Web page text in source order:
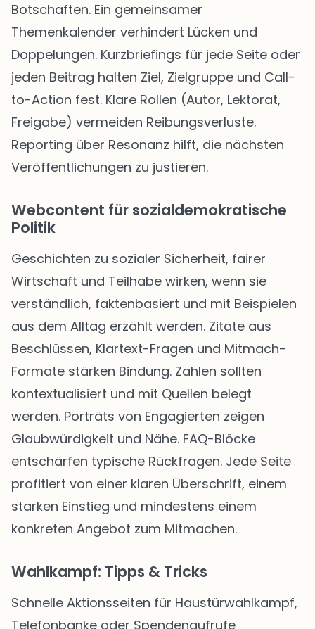
Botschaften. Ein gemeinsamer
Themenkalender verhindert Lücken und
Doppelungen. Kurzbriefings für jede Seite oder
jeden Beitrag halten Ziel, Zielgruppe und Call-
to-Action fest. Klare Rollen (Autor, Lektorat,
Freigabe) vermeiden Reibungsverluste.
Reporting über Resonanz hilft, die nächsten
Veröffentlichungen zu justieren.
Webcontent für sozialdemokratische
Politik
Geschichten zu sozialer Sicherheit, fairer
Wirtschaft und Teilhabe wirken, wenn sie
verständlich, faktenbasiert und mit Beispielen
aus dem Alltag erzählt werden. Zitate aus
Beschlüssen, Klartext-Fragen und Mitmach-
Formate stärken Bindung. Zahlen sollten
kontextualisiert und mit Quellen belegt
werden. Porträts von Engagierten zeigen
Glaubwürdigkeit und Nähe. FAQ-Blöcke
entschärfen typische Rückfragen. Jede Seite
profitiert von einer klaren Überschrift, einem
starken Einstieg und mindestens einem
konkreten Angebot zum Mitmachen.
Wahlkampf: Tipps & Tricks
Schnelle Aktionsseiten für Haustürwahlkampf,
Telefonbänke oder Spendenaufrufe